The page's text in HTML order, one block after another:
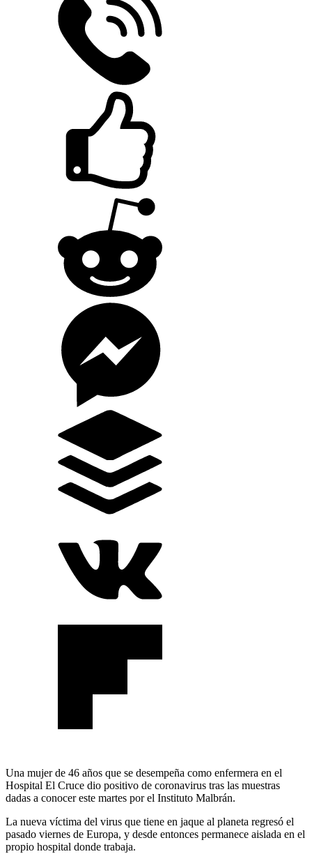
Una mujer de 46 años que se desempeña como enfermera en el
Hospital El Cruce dio positivo de coronavirus tras las muestras
dadas a conocer este martes por el Instituto Malbrán.
La nueva víctima del virus que tiene en jaque al planeta regresó el
pasado viernes de Europa, y desde entonces permanece aislada en el
propio hospital donde trabaja.